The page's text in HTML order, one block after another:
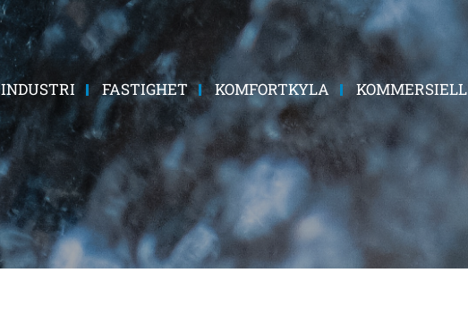
INDUSTRI FASTIGHET KOMFORTKYLA KOMMERSIELL